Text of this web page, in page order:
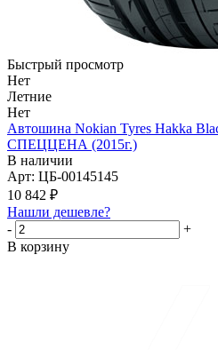
Быстрый просмотр
Нет
Летние
Нет
Автошина Nokian Tyres Hakka
СПЕЦЦЕНА (2015г.)
В наличии
Арт: ЦБ-00145145
10 842 ₽
Нашли дешевле?
-
+
В корзину